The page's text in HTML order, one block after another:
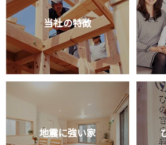
当社の特徴
地震に強い家